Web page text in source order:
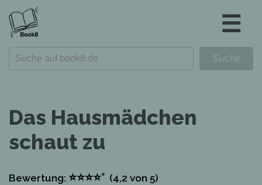
☰
Das Hausmädchen
schaut zu
Bewertung: ⭐⭐⭐⭐⭐ (4,2 von 5)